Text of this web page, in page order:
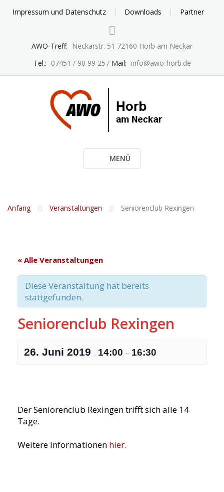
Impressum und Datenschutz Downloads Partner
AWO-Treff:
Neckarstr. 51 72160 Horb am Neckar
Tel.: 07451 / 90 99 257Mail: info@awo-horb.de
MENÜ
Anfang Veranstaltungen Seniorenclub Rexingen
« Alle Veranstaltungen
Diese Veranstaltung hat bereits
stattgefunden.
Seniorenclub Rexingen
26. Juni 2019 , 14:00 – 16:30
Der Seniorenclub Rexingen trifft sich alle 14
Tage.
Weitere Informationen hier.